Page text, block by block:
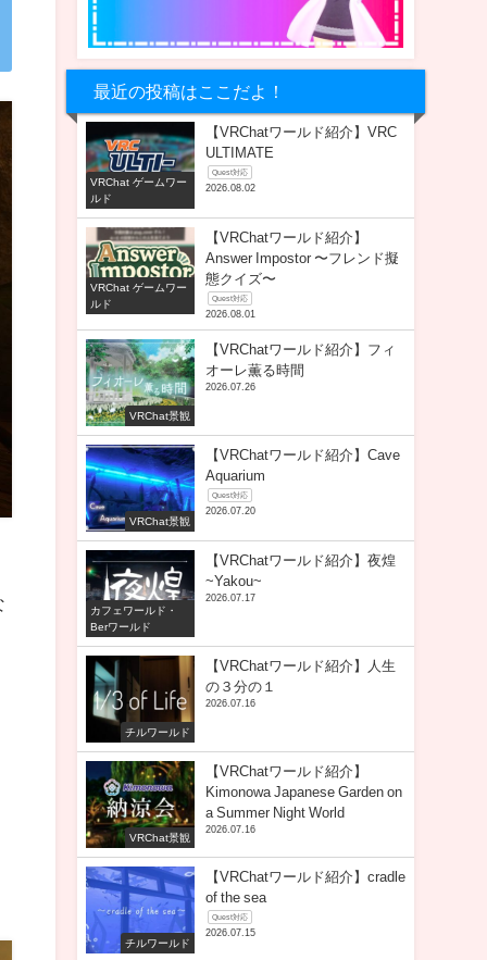
最近の投稿はここだよ！
VRChat ゲームワー
ルド
【VRChatワールド紹介】VRC
ULTIMATE
Quest対応
2026.08.02
VRChat ゲームワー
ルド
【VRChatワールド紹介】
Answer Impostor 〜フレンド擬
態クイズ〜
Quest対応
2026.08.01
VRChat景観
【VRChatワールド紹介】フィ
オーレ薫る時間
2026.07.26
VRChat景観
【VRChatワールド紹介】Cave
Aquarium
Quest対応
2026.07.20
カフェワールド・
Berワールド
【VRChatワールド紹介】夜煌
~Yakou~
2026.07.17
チルワールド
【VRChatワールド紹介】人生
の３分の１
2026.07.16
VRChat景観
【VRChatワールド紹介】
Kimonowa Japanese Garden on
a Summer Night World
2026.07.16
チルワールド
【VRChatワールド紹介】cradle
of the sea
Quest対応
2026.07.15